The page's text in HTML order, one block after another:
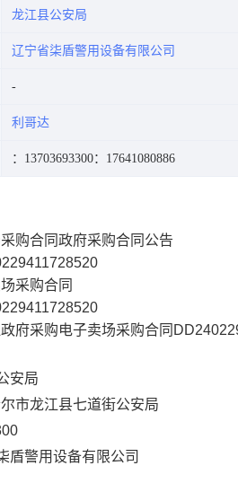
龙江县公安局
辽宁省柒盾警用设备有限公司
利哥达
：13703693300：17641080886
购合同政府采购合同公告
采购合同
府采购电子卖场采购合同
安局
市龙江县七道街公安局
盾警用设备有限公司